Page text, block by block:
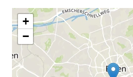
+
−